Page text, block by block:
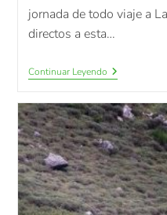
jornada de todo viaje a
directos a esta…
Continuar Leyendo